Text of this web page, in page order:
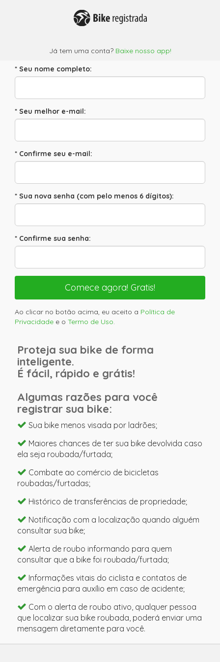
Já tem uma conta?Baixe nosso app!
* Seu nome completo:
* Seu melhor e-mail:
* Confirme seu e-mail:
* Sua nova senha (com pelo menos 6 dígitos):
* Confirme sua senha:
Ao clicar no botão acima, eu aceito a Política de
Privacidade e o Termo de Uso.
Proteja sua bike de forma
inteligente.
É fácil, rápido e grátis!
Algumas razões para você
registrar sua bike:
Sua bike menos visada por ladrões;
Maiores chances de ter sua bike devolvida caso
ela seja roubada/furtada;
Combate ao comércio de bicicletas
roubadas/furtadas;
Histórico de transferências de propriedade;
Notificação com a localização quando alguém
consultar sua bike;
Alerta de roubo informando para quem
consultar que a bike foi roubada/furtada;
Informações vitais do ciclista e contatos de
emergência para auxílio em caso de acidente;
Com o alerta de roubo ativo, qualquer pessoa
que localizar sua bike roubada, poderá enviar uma
mensagem diretamente para você.